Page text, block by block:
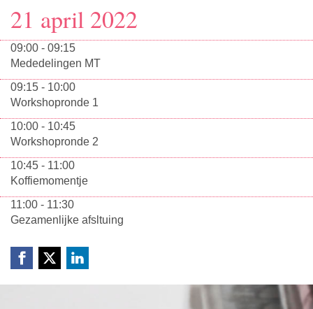
21 april 2022
09:00 - 09:15
Mededelingen MT
09:15 - 10:00
Workshopronde 1
10:00 - 10:45
Workshopronde 2
10:45 - 11:00
Koffiemomentje
11:00 - 11:30
Gezamenlijke afsltuing